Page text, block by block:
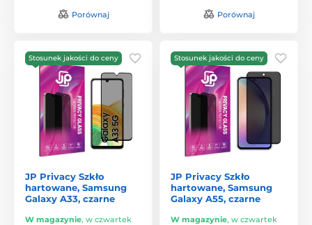
Porównaj Porównaj
Stosunek jakości do ceny
JP Privacy Szkło
hartowane, Samsung
Galaxy A33, czarne
W magazynie, w czwartek
Stosunek jakości do ceny
JP Privacy Szkło
hartowane, Samsung
Galaxy A55, czarne
W magazynie, w czwartek